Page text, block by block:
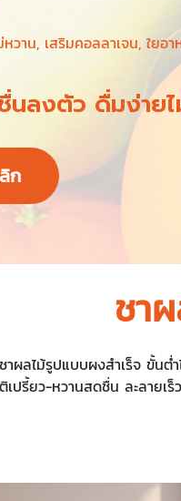
วาน, เสริมคอลลาเจน, ใยอ
ลงตัว ดื่มง่ายไ
ก
ชา
าผลไม้รูปแบบผงสำเร็จ ขั้น
เปรี้ยว-หวานสดชื่น ละลายเ